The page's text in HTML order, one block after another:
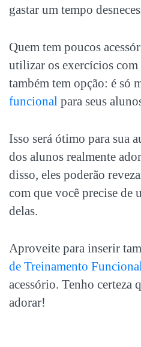
gastar um tempo
Quem tem poucos
utilizar os exercícios com
também tem opção: é só
funcional para seus
Isso será ótimo para sua
dos alunos realmente
disso, eles poderão
com que você precise de
delas.
Aproveite para inserir
de Treinamento
acessório. Tenho certeza
adorar!